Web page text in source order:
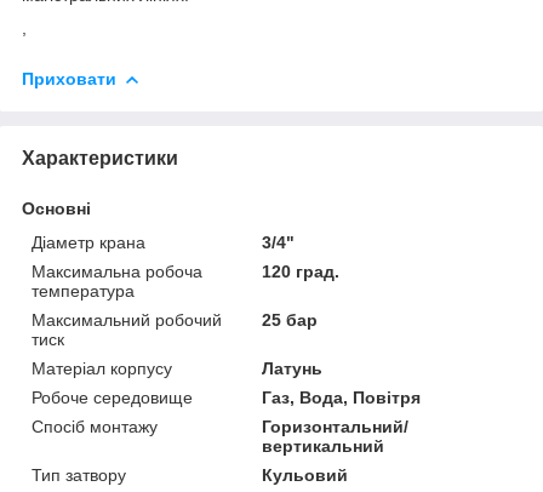
Приховати
Характеристики
Основні
Діаметр крана
3/4"
Максимальна робоча
температура
120 град.
Максимальний робочий
тиск
25 бар
Матеріал корпусу
Латунь
Робоче середовище
Газ, Вода, Повітря
Спосіб монтажу
Горизонтальний/
вертикальний
Тип затвору
Кульовий